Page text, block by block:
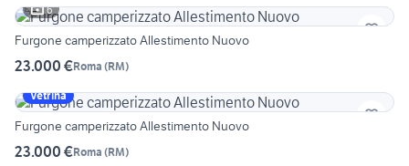
6
Furgone camperizzato Allestimento Nuovo
23.000 €Roma (RM)
Vetrina
Furgone camperizzato Allestimento Nuovo
23.000 €Roma (RM)